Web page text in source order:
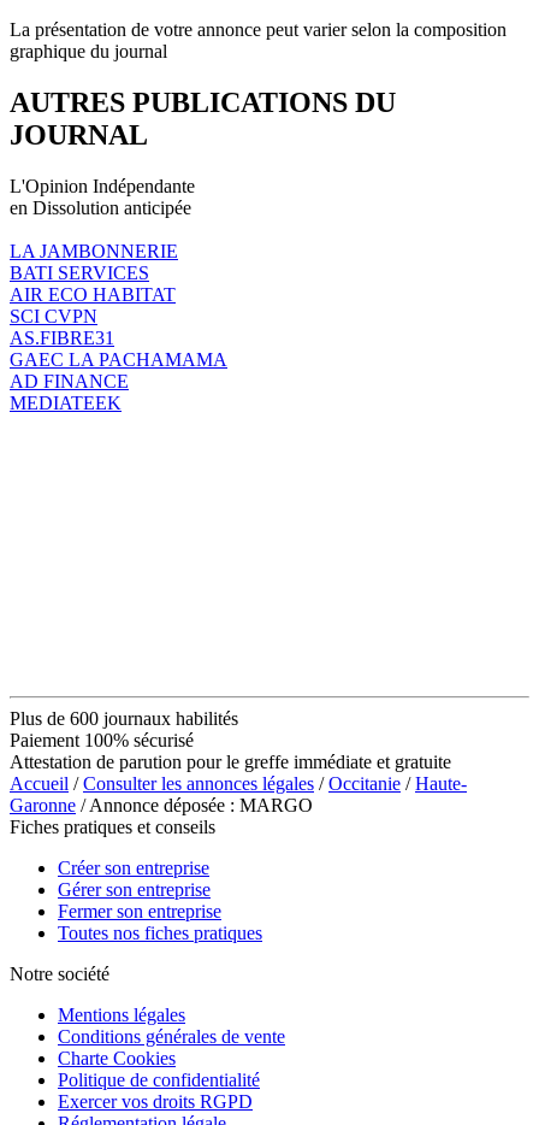
La présentation de votre annonce peut varier selon la composition
graphique du journal
AUTRES PUBLICATIONS DU
JOURNAL
L'Opinion Indépendante
en Dissolution anticipée
LA JAMBONNERIE
BATI SERVICES
AIR ECO HABITAT
SCI CVPN
AS.FIBRE31
GAEC LA PACHAMAMA
AD FINANCE
MEDIATEEK
Plus de 600 journaux habilités
Paiement 100% sécurisé
Attestation de parution pour le greffe immédiate et gratuite
Accueil /Consulter les annonces légales /Occitanie /Haute-
Garonne / Annonce déposée : MARGO
Fiches pratiques et conseils
Créer son entreprise
Gérer son entreprise
Fermer son entreprise
Toutes nos fiches pratiques
Notre société
Mentions légales
Conditions générales de vente
Charte Cookies
Politique de confidentialité
Exercer vos droits RGPD